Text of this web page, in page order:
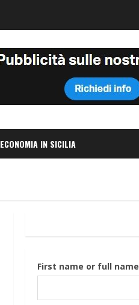
ECONOMIA IN SICILIA
First name or full name